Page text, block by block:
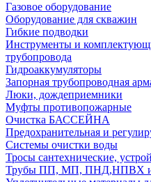
Газовое оборудование
Оборудование для скважин
Гибкие подводки
Инструменты и
трубопровода
Гидроаккумуляторы
Запорная трубопроводная
Люки, дождеприемники
Муфты противопожарные
Очистка БАССЕЙНА
Предохранительная и
Системы очистки воды
Тросы сантехнические,
Трубы ПП, МП, ПНД,НПВХ